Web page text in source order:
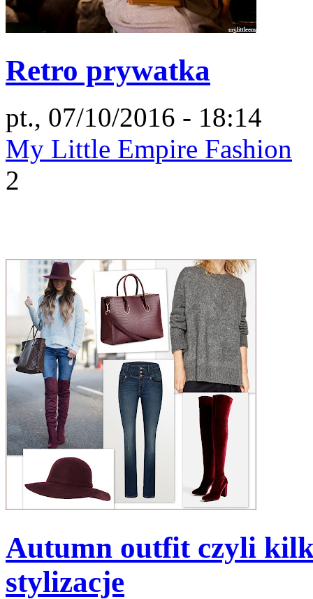
Retro prywatka
pt., 07/10/2016 - 18:14
My Little Empire Fashion
2
Autumn outfit czyli
stylizacje